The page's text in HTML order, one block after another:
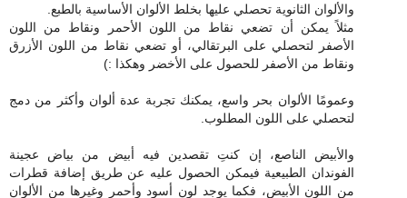
والألوان الثانوية تحصلي عليها بخلط الألوان الأساسية بالطبع.
مثلاً يمكن أن تضعي نقاط من اللون الأحمر ونقاط من اللون
الأصفر لتحصلي على البرتقالي، أو تضعي نقاط من اللون الأزرق
ونقاط من الأصفر للحصول على الأخضر وهكذا :)
وعمومًا الألوان بحر واسع، يمكنك تجربة عدة ألوان وأكثر من دمج
لتحصلي على اللون المطلوب.
والأبيض الناصع، إن كنتِ تقصدين فيه أبيض من بياض عجينة
الفوندان الطبيعية فيمكن الحصول عليه عن طريق إضافة قطرات
من اللون الأبيض، فكما يوجد لون أسود وأحمر وغيرها من الألوان